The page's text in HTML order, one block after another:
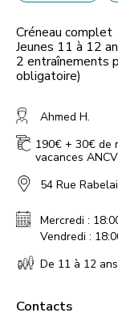
Créneau complet
Jeunes 11 à 12
2 entraînements
obligatoire)
Ahmed H.
190€ + 30€ de
vacances
54 Rue
Mercredi :
Vendredi :
De 11 à 12 ans
Contacts